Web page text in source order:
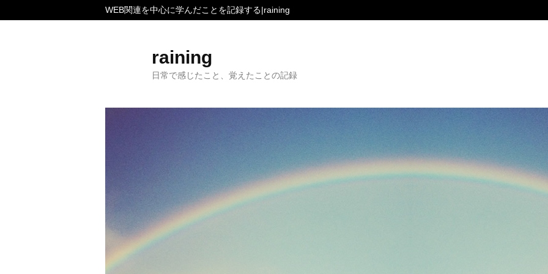
WEB関連を中心に学んだことを記録する|raining
raining
日常で感じたこと、覚えたことの記録